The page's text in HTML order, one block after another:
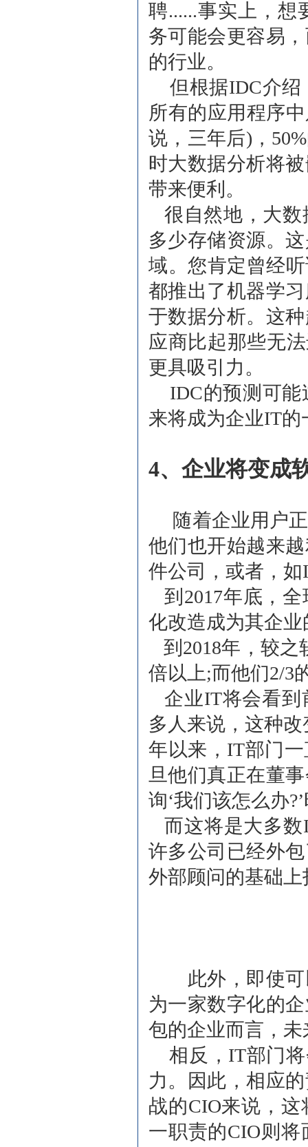
聘......事实上，想
务可能会更容易
的行业。
但根据IDC介绍
所有的应用程序
说，三年后)，
时大数据分析将
带来便利。
很自然地，大数
多少存储资源。
域。您肯定曾经
都推出了机器学
于数据分析。这
应商比起那些无
更具吸引力。
IDC的预测可能
来将成为企业IT
4、企业将变成
随着企业用户正
他们也开始越来
件公司，或者，
到2017年底，全
化改造成为其企
到2018年，较之
倍以上;而他们2/3
企业IT将会看到
多人来说，这种
年以来，IT部门
旦他们真正在董
询‘我们该怎么办
而这将是大多数
许多公司已经外
外部顾问的基础
此外，即使可
为一家数字化的
包的企业而言，
相反，IT部门将
力。因此，相应
战的CIO来说，
一职责的CIO则